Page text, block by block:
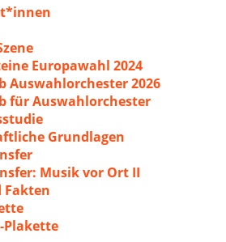
Europawahl 2024
Auswahlorchester 2026
für Auswahlorchester
Grundlagen
Musik vor Ort II
Fakten
Plakette